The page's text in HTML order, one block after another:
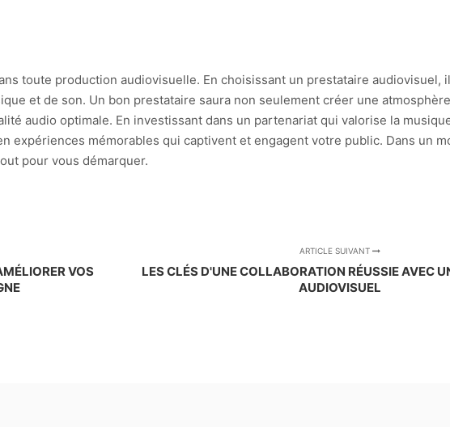
toute production audiovisuelle. En choisissant un prestataire audiovisuel,
et de son. Un bon prestataire saura non seulement créer une
audio optimale. En investissant dans un partenariat qui valorise la
expériences mémorables qui captivent et engagent votre public. Dans un
pour vous démarquer.
VOS
ARTICLE SUIVANT
LES CLÉS D'UNE COLLABORATION RÉUSSIE AVEC
AUDIOVISUEL